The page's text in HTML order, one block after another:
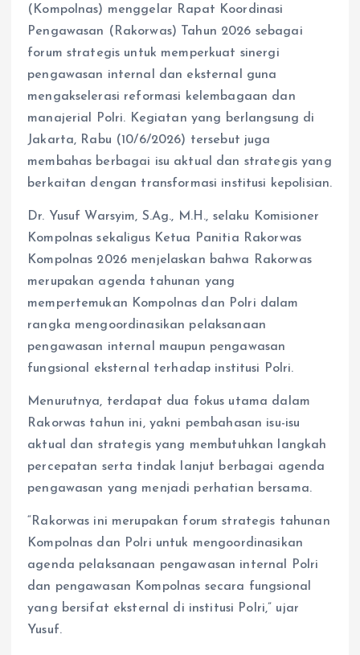
(Kompolnas) menggelar Rapat Koordinasi
Pengawasan (Rakorwas) Tahun 2026 sebagai
forum strategis untuk memperkuat sinergi
pengawasan internal dan eksternal guna
mengakselerasi reformasi kelembagaan dan
manajerial Polri. Kegiatan yang berlangsung di
Jakarta, Rabu (10/6/2026) tersebut juga
membahas berbagai isu aktual dan strategis yang
berkaitan dengan transformasi institusi kepolisian.
Dr. Yusuf Warsyim, S.Ag., M.H., selaku Komisioner
Kompolnas sekaligus Ketua Panitia Rakorwas
Kompolnas 2026 menjelaskan bahwa Rakorwas
merupakan agenda tahunan yang
mempertemukan Kompolnas dan Polri dalam
rangka mengoordinasikan pelaksanaan
pengawasan internal maupun pengawasan
fungsional eksternal terhadap institusi Polri.
Menurutnya, terdapat dua fokus utama dalam
Rakorwas tahun ini, yakni pembahasan isu-isu
aktual dan strategis yang membutuhkan langkah
percepatan serta tindak lanjut berbagai agenda
pengawasan yang menjadi perhatian bersama.
“Rakorwas ini merupakan forum strategis tahunan
Kompolnas dan Polri untuk mengoordinasikan
agenda pelaksanaan pengawasan internal Polri
dan pengawasan Kompolnas secara fungsional
yang bersifat eksternal di institusi Polri,” ujar
Yusuf.